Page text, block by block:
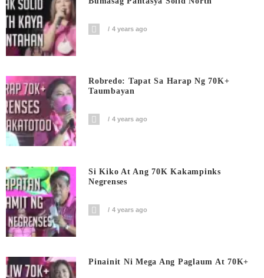
4 years ago
Robredo: Tapat Sa Harap Ng 70K+
Taumbayan
4 years ago
Si Kiko At Ang 70K Kakampinks
Negrenses
4 years ago
Pinainit Ni Mega Ang Paglaum At 70K+